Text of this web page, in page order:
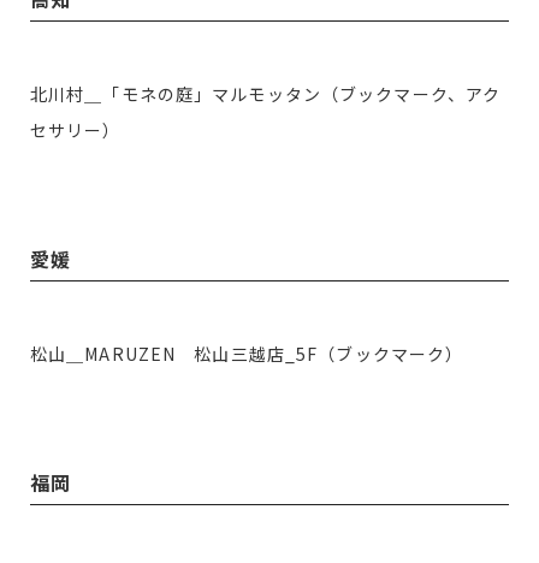
北川村＿「モネの庭」マルモッタン（ブックマーク、アク
セサリー）
愛媛
松山＿MARUZEN 松山三越店_5F（ブックマーク）
福岡